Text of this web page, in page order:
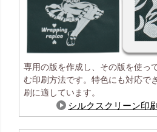
専用の版を作成し、その版を使っ
む印刷方法です。特色にも対応で
刷に適しています。
シルクスクリーン印